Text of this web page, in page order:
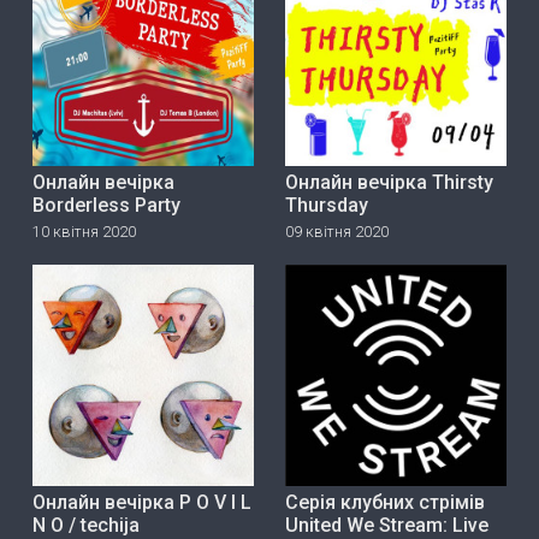
Онлайн вечірка
Borderless Party
10 квітня 2020
Онлайн вечірка Thirsty
Thursday
09 квітня 2020
Онлайн вечірка P O V I L
N O / techija
Серія клубних стрімів
United We Stream: Live